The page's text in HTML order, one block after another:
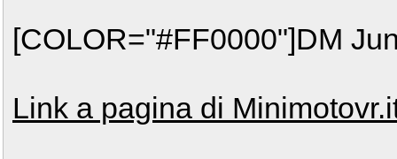
[COLOR="#FF0000"]DM
Link a pagina di